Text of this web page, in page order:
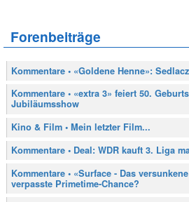
Forenbeiträge
Kommentare • «Goldene Henne»:
Kommentare • «extra 3» feiert 50.
Jubiläumsshow
Kino & Film • Mein letzter Film...
Kommentare • Deal: WDR kauft 3. Liga
Kommentare • «Surface - Das
verpasste Primetime-Chance?